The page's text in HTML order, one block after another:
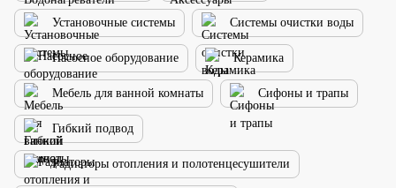
Установочные системы Системы очистки воды
Насосное оборудование Керамика
Мебель для ванной комнаты Сифоны и трапы
Гибкий подвод
Радиаторы отопления и полотенцесушители